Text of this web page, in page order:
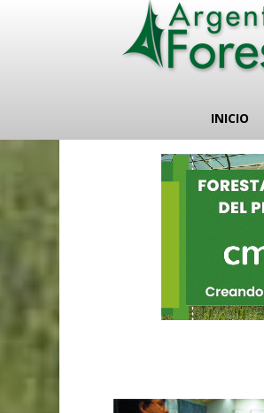
INICIO